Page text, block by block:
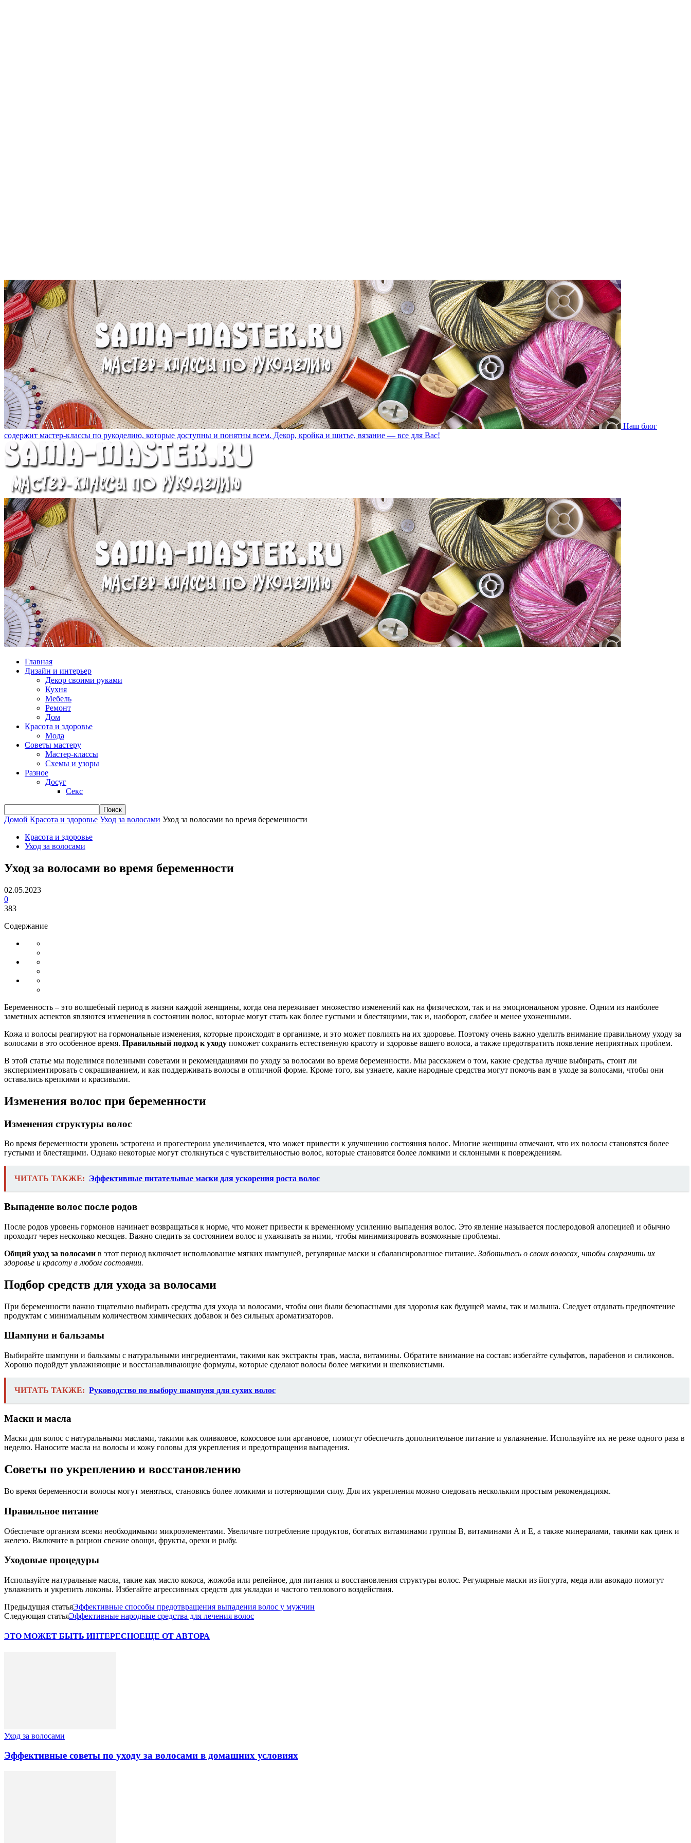
Наш блог
содержит мастер-классы по рукоделию, которые доступны и понятны всем. Декор, кройка и шитье, вязание — все для Вас!
Главная
Дизайн и интерьер
Декор своими руками
Кухня
Мебель
Ремонт
Дом
Красота и здоровье
Мода
Советы мастеру
Мастер-классы
Схемы и узоры
Разное
Досуг
Секс
Домой Красота и здоровье Уход за волосами Уход за волосами во время беременности
Красота и здоровье
Уход за волосами
Уход за волосами во время беременности
02.05.2023
0
383
Содержание
Беременность – это волшебный период в жизни каждой женщины, когда она переживает множество изменений как на физическом, так и на эмоциональном уровне. Одним из наиболее
заметных аспектов являются изменения в состоянии волос, которые могут стать как более густыми и блестящими, так и, наоборот, слабее и менее ухоженными.
Кожа и волосы реагируют на гормональные изменения, которые происходят в организме, и это может повлиять на их здоровье. Поэтому очень важно уделить внимание правильному уходу за
волосами в это особенное время. Правильный подход к уходу поможет сохранить естественную красоту и здоровье вашего волоса, а также предотвратить появление неприятных проблем.
В этой статье мы поделимся полезными советами и рекомендациями по уходу за волосами во время беременности. Мы расскажем о том, какие средства лучше выбирать, стоит ли
экспериментировать с окрашиванием, и как поддерживать волосы в отличной форме. Кроме того, вы узнаете, какие народные средства могут помочь вам в уходе за волосами, чтобы они
оставались крепкими и красивыми.
Изменения волос при беременности
Изменения структуры волос
Во время беременности уровень эстрогена и прогестерона увеличивается, что может привести к улучшению состояния волос. Многие женщины отмечают, что их волосы становятся более
густыми и блестящими. Однако некоторые могут столкнуться с чувствительностью волос, которые становятся более ломкими и склонными к повреждениям.
ЧИТАТЬ ТАКЖЕ: Эффективные питательные маски для ускорения роста волос
Выпадение волос после родов
После родов уровень гормонов начинает возвращаться к норме, что может привести к временному усилению выпадения волос. Это явление называется послеродовой алопецией и обычно
проходит через несколько месяцев. Важно следить за состоянием волос и ухаживать за ними, чтобы минимизировать возможные проблемы.
Общий уход за волосами в этот период включает использование мягких шампуней, регулярные маски и сбалансированное питание. Заботьтесь о своих волосах, чтобы сохранить их
здоровье и красоту в любом состоянии.
Подбор средств для ухода за волосами
При беременности важно тщательно выбирать средства для ухода за волосами, чтобы они были безопасными для здоровья как будущей мамы, так и малыша. Следует отдавать предпочтение
продуктам с минимальным количеством химических добавок и без сильных ароматизаторов.
Шампуни и бальзамы
Выбирайте шампуни и бальзамы с натуральными ингредиентами, такими как экстракты трав, масла, витамины. Обратите внимание на состав: избегайте сульфатов, парабенов и силиконов.
Хорошо подойдут увлажняющие и восстанавливающие формулы, которые сделают волосы более мягкими и шелковистыми.
ЧИТАТЬ ТАКЖЕ: Руководство по выбору шампуня для сухих волос
Маски и масла
Маски для волос с натуральными маслами, такими как оливковое, кокосовое или аргановое, помогут обеспечить дополнительное питание и увлажнение. Используйте их не реже одного раза в
неделю. Наносите масла на волосы и кожу головы для укрепления и предотвращения выпадения.
Советы по укреплению и восстановлению
Во время беременности волосы могут меняться, становясь более ломкими и потеряющими силу. Для их укрепления можно следовать нескольким простым рекомендациям.
Правильное питание
Обеспечьте организм всеми необходимыми микроэлементами. Увеличьте потребление продуктов, богатых витаминами группы B, витаминами A и E, а также минералами, такими как цинк и
железо. Включите в рацион свежие овощи, фрукты, орехи и рыбу.
Уходовые процедуры
Используйте натуральные масла, такие как масло кокоса, жожоба или репейное, для питания и восстановления структуры волос. Регулярные маски из йогурта, меда или авокадо помогут
увлажнить и укрепить локоны. Избегайте агрессивных средств для укладки и частого теплового воздействия.
Предыдущая статьяЭффективные способы предотвращения выпадения волос у мужчин
Следующая статьяЭффективные народные средства для лечения волос
ЭТО МОЖЕТ БЫТЬ ИНТЕРЕСНОЕЩЕ ОТ АВТОРА
Уход за волосами
Эффективные советы по уходу за волосами в домашних условиях